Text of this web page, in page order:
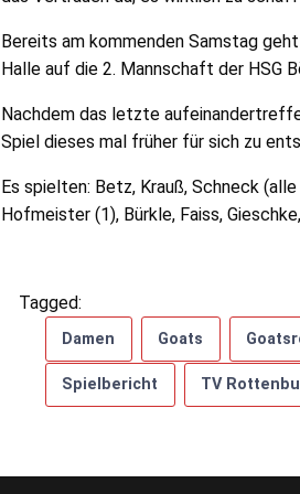
Bereits am kommenden Samstag
Halle auf die 2. Mannschaft der HSG
Nachdem das letzte
Spiel dieses mal früher für sich zu
Es spielten: Betz, Krauß, Schneck
Hofmeister (1), Bürkle, Faiss,
Tagged:
Damen Goats
Spielbericht TV